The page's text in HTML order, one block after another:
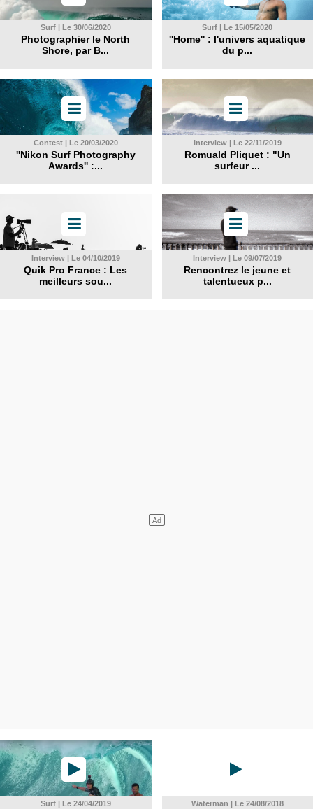
Surf | Le 30/06/2020
Photographier le North
Shore, par B...
Surf | Le 15/05/2020
''Home'' : l'univers aquatique
du p...
Contest | Le 20/03/2020
''Nikon Surf Photography
Awards'' :...
Interview | Le 22/11/2019
Romuald Pliquet : "Un
surfeur ...
Interview | Le 04/10/2019
Quik Pro France : Les
meilleurs sou...
Interview | Le 09/07/2019
Rencontrez le jeune et
talentueux p...
Surf | Le 24/04/2019 Waterman | Le 24/08/2018